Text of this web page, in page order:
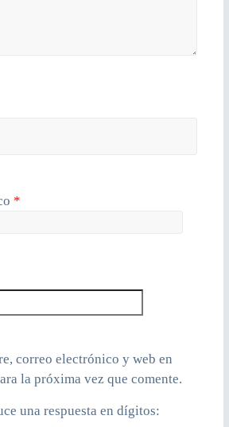
*
correo electrónico y web en
la próxima vez que comente.
una respuesta en dígitos: